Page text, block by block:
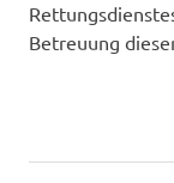
Betreuung